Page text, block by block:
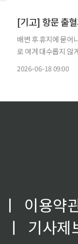
[기고] 항문 출
배변 후 휴지에 묻어
로 여겨 대수롭지 않게 생각한다. 그러나 항문 출혈과 통증
2026-06-18 09:00
ㅣ
이용약
ㅣ
기사제